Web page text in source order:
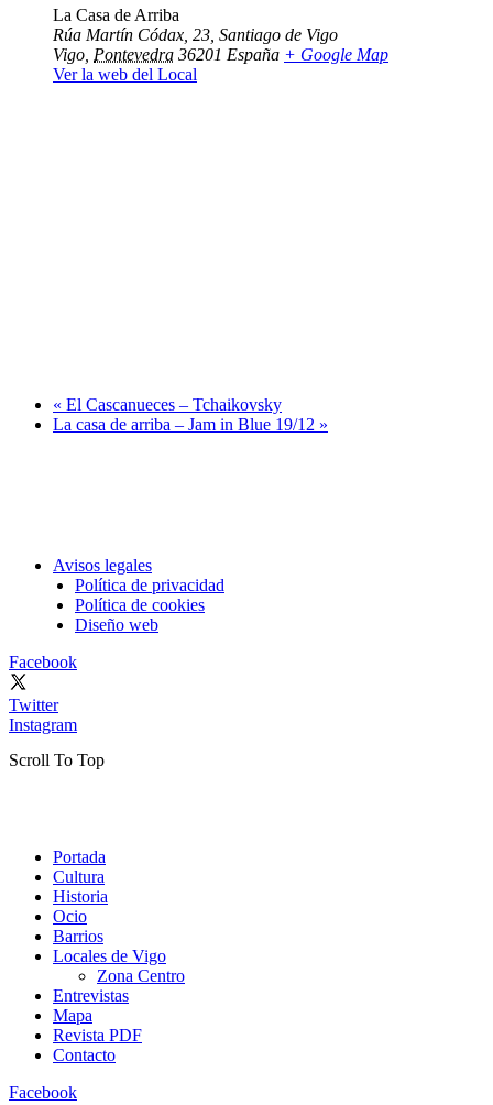
La Casa de Arriba
Rúa Martín Códax, 23, Santiago de Vigo
Vigo, Pontevedra 36201 España + Google Map
Ver la web del Local
« El Cascanueces – Tchaikovsky
La casa de arriba – Jam in Blue 19/12 »
Avisos legales
Política de privacidad
Política de cookies
Diseño web
Facebook
Twitter
Instagram
Scroll To Top
Portada
Cultura
Historia
Ocio
Barrios
Locales de Vigo
Zona Centro
Entrevistas
Mapa
Revista PDF
Contacto
Facebook